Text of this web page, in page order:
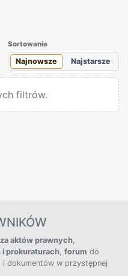
Sortowanie
Najnowsze Najstarsze
filtrów.
aktów prawnych,
i prokuraturach, forum do
i dokumentów w przystępnej